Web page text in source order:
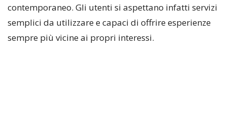
contemporaneo. Gli utenti si aspettano infatti servizi
semplici da utilizzare e capaci di offrire esperienze
sempre più vicine ai propri interessi.